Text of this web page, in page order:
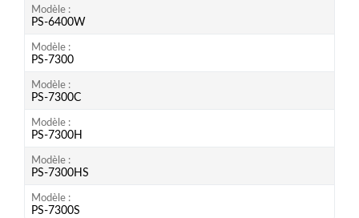
Modèle
PS-6400W
Modèle
PS-7300
Modèle
PS-7300C
Modèle
PS-7300H
Modèle
PS-7300HS
Modèle
PS-7300S